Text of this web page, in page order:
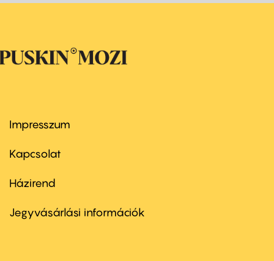
Footer
first
Impresszum
Kapcsolat
Footer
second
Házirend
Jegyvásárlási információk